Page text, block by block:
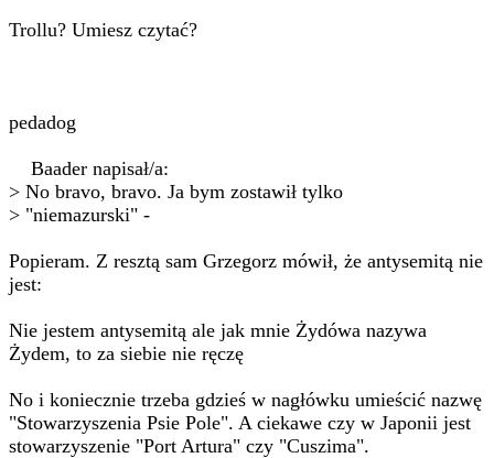
Trollu? Umiesz czytać?
pedadog
Baader napisał/a:
> No bravo, bravo. Ja bym zostawił tylko
> "niemazurski" -
Popieram. Z resztą sam Grzegorz mówił, że antysemitą nie
jest:
Nie jestem antysemitą ale jak mnie Żydówa nazywa
Żydem, to za siebie nie ręczę
No i koniecznie trzeba gdzieś w nagłówku umieścić nazwę
"Stowarzyszenia Psie Pole". A ciekawe czy w Japonii jest
stowarzyszenie "Port Artura" czy "Cuszima".